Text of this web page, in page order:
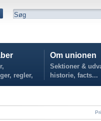
regler,
Om unionen
Sektioner &
historie, facts...